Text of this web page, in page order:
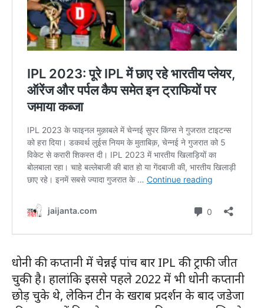
धोनी की कप्तानी में चेन्नई पांच बार IPL की ट्राफी जीत
चुकी है। हालांकि इससे पहले 2022 में भी धोनी कप्तानी
छोड़ चुके थे, लेकिन टीन के खराब प्रदर्शन के बाद जडेजा